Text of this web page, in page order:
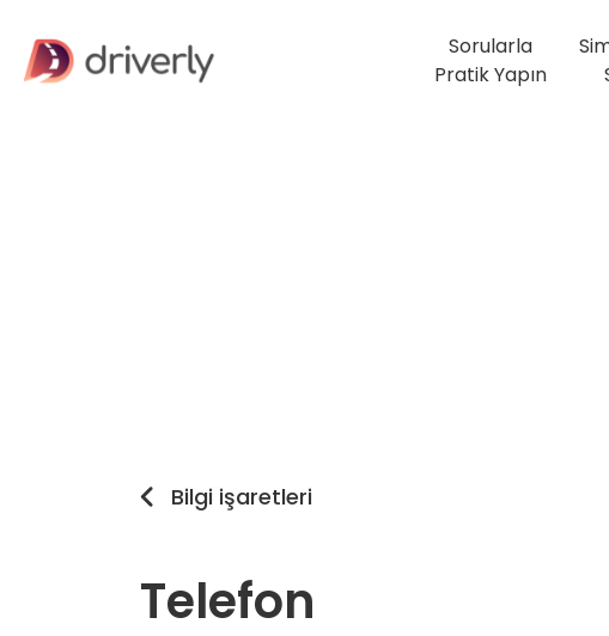
Sorularla
Pratik Yapın
Bilgi işaretleri
Telefon